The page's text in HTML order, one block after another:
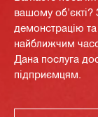
вашому об'єкті?
демонстрацію
найближчим
Дана послуга
підприємцям.